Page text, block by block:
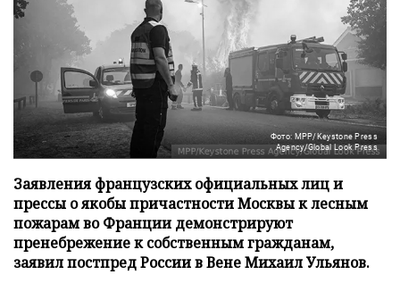
Фото: MPP/Keystone Press
Agency/Global Look Press
Заявления французских официальных лиц и
прессы о якобы причастности Москвы к лесным
пожарам во Франции демонстрируют
пренебрежение к собственным гражданам,
заявил постпред России в Вене Михаил Ульянов.